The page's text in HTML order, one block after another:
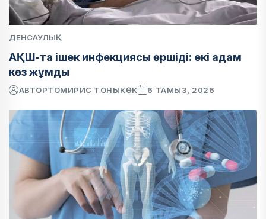
ДЕНСАУЛЫҚ
АҚШ-та ішек инфекциясы өршіді: екі адам
көз жұмды
АВТОРТОМИРИС ТОНЫКӨК 6 ТАМЫЗ, 2026